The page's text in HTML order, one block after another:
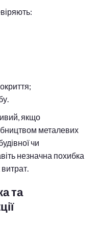
якщо
металевих
чи
незначна похибка
та